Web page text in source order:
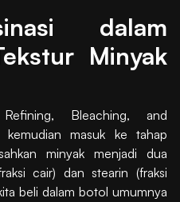
dalam
Minyak
Bleaching, and
kemudian masuk ke tahap
minyak menjadi dua
cair) dan stearin (fraksi
beli dalam botol umumnya